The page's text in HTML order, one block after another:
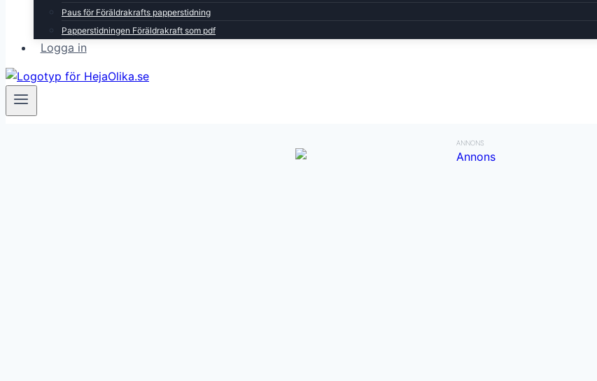
Paus för Föräldrakrafts papperstidning
Papperstidningen Föräldrakraft som pdf
Logga in
ANNONS